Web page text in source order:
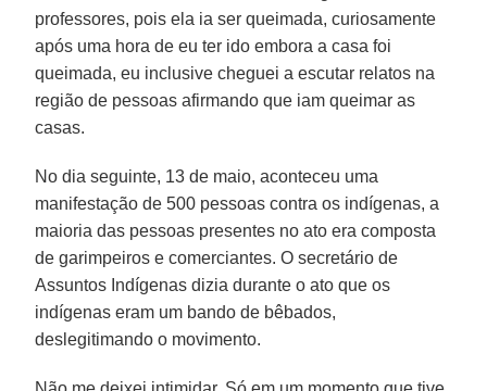
professores, pois ela ia ser queimada, curiosamente
após uma hora de eu ter ido embora a casa foi
queimada, eu inclusive cheguei a escutar relatos na
região de pessoas afirmando que iam queimar as
casas.
No dia seguinte, 13 de maio, aconteceu uma
manifestação de 500 pessoas contra os indígenas, a
maioria das pessoas presentes no ato era composta
de garimpeiros e comerciantes. O secretário de
Assuntos Indígenas dizia durante o ato que os
indígenas eram um bando de bêbados,
deslegitimando o movimento.